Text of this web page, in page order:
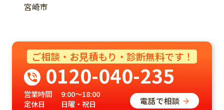
宮崎市
ご相談・お見積もり・診断無料です！
0120-040-235
営業時間
9:00～18:00
定休日
日曜・祝日 電話で相談